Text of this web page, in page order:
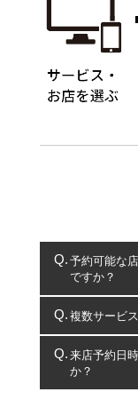
予約可能な
ですか？
コクピット
複数サービ
複数サービ
一部の商品・サ
出来ないものも
来店予約日
か？